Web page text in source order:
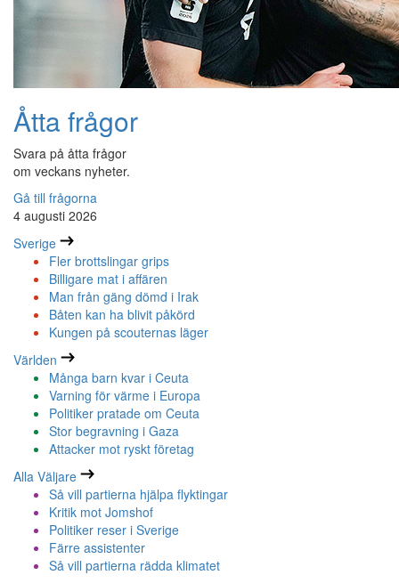
Åtta frågor
Svara på åtta frågor
om veckans nyheter.
Gå till frågorna
4 augusti 2026
Sverige
Fler brottslingar grips
Billigare mat i affären
Man från gäng dömd i Irak
Båten kan ha blivit påkörd
Kungen på scouternas läger
Världen
Många barn kvar i Ceuta
Varning för värme i Europa
Politiker pratade om Ceuta
Stor begravning i Gaza
Attacker mot ryskt företag
Alla Väljare
Så vill partierna hjälpa flyktingar
Kritik mot Jomshof
Politiker reser i Sverige
Färre assistenter
Så vill partierna rädda klimatet